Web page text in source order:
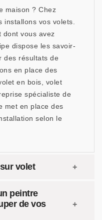
maison ? Chez
installons vos volets.
dont vous avez
dispose les savoir-
des résultats de
en place des
en bois, volet
spécialiste de
met en place des
selon le
volet
peintre
de vos